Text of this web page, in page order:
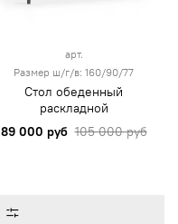
арт.
Размер ш/г/в: 160/90/77
Стол обеденный
раскладной
89 000 руб 105 000 руб